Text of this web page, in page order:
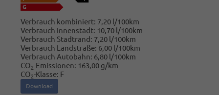
Verbrauch kombiniert: 7,20 l/100km
Verbrauch Innenstadt: 10,70 l/100km
Verbrauch Stadtrand: 7,20 l/100km
Verbrauch Landstraße: 6,00 l/100km
Verbrauch Autobahn: 6,80 l/100km
CO2-Emissionen: 163,00 g/km
CO2-Klasse: F
Download